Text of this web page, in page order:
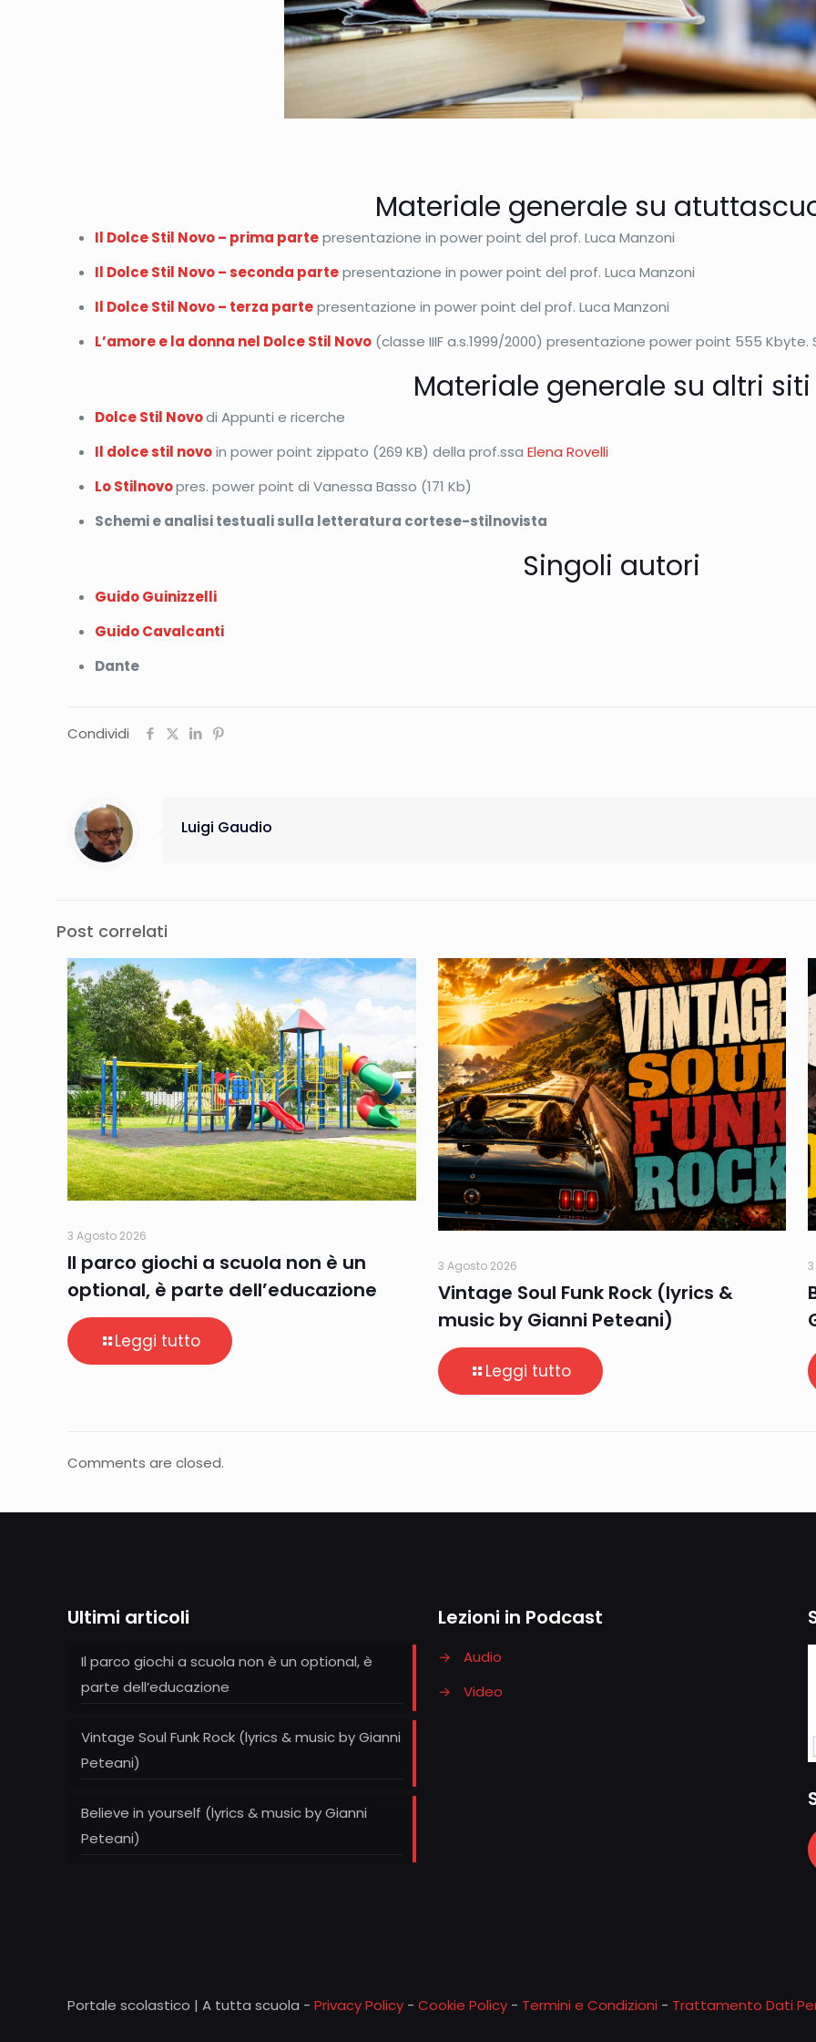
Materiale generale su
Il Dolce Stil Novo – prima partepresentazione in power point del prof. Luca Manzoni
Il Dolce Stil Novo – seconda partepresentazione in power point del prof. Luca Manzoni
Il Dolce Stil Novo – terza partepresentazione in power point del prof. Luca Manzoni
L’amore e la donna nel Dolce Stil Novo (classe IIIF a.s.1999/2000) presentazione power point 555
Materiale generale su altri siti
Dolce Stil Novodi Appunti e ricerche
Il dolce stil novoin power point zippato (269 KB) della prof.ssaElena Rovelli
Lo Stilnovopres. power point di Vanessa Basso (171 Kb)
Schemi e analisi testuali sulla letteratura cortese-stilnovista
Singoli autori
Guido Guinizzelli
Guido Cavalcanti
Dante
Condividi
Luigi Gaudio
Post correlati
3 Agosto 2026
Il parco giochi a scuola non è un
optional, è parte dell’educazione
Leggi tutto
3 Agosto 2026
Vintage Soul Funk Rock (lyrics &
music by Gianni Peteani)
Leggi tutto
Comments are closed.
Ultimi articoli
Il parco giochi a scuola non è un optional, è
parte dell’educazione
Vintage Soul Funk Rock (lyrics & music by Gianni
Peteani)
Believe in yourself (lyrics & music by Gianni
Peteani)
Lezioni in Podcast
→
Audio
→
Video
Portale scolastico | A tutta scuola - Privacy Policy - Cookie Policy - Termini e Condizioni - Trattamento Dati